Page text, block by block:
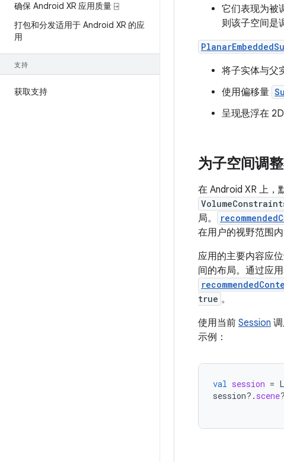
确保 Android XR 应用质量 ⍈
打包和分发适用于 Android XR 的应
用
支持
获取支持
它们表现为被
则该子空间是
将子实体与父
使用偏移量
呈现悬浮在
为子空间调
在 Android XR 上，
局。
在用户的视野范围内
应用的主要内容应
间的布局。通过应
true 。
使用当前 Session
示例：
val session =
session?. scene